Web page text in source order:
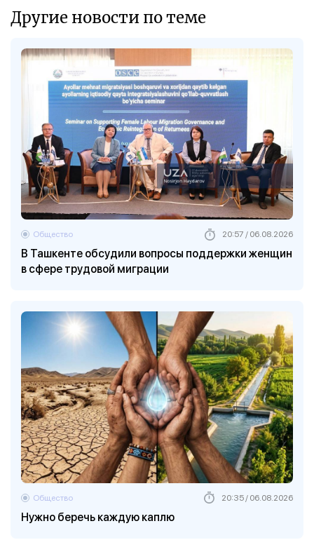
Другие новости по теме
В Ташкенте обсудили вопросы поддержки женщин
в сфере трудовой миграции
Общество 20:57 / 06.08.2026
Нужно беречь каждую каплю
Общество 20:35 / 06.08.2026